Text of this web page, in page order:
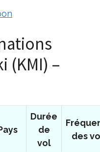
(KMI) –
Durée
de
vol
des